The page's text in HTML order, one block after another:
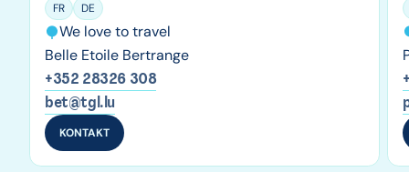
FR DE
We love to travel
Belle Etoile Bertrange
+352 28326 308
bet@tgl.lu
KONTAKT